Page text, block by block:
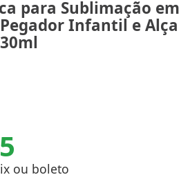
para Sublimação em
Infantil e Alça
ou boleto